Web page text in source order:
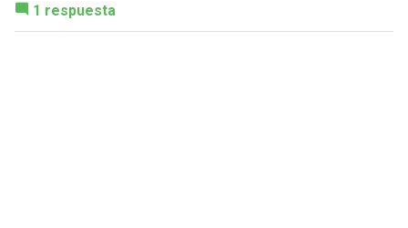
1 respuesta